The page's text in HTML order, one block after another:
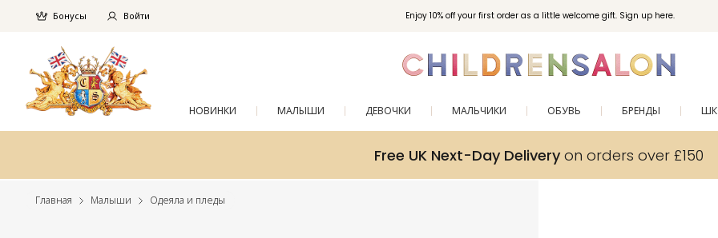
Enjoy 10% off your first order as a little welcome gift. Sign up here.
Бонусы Войти
НОВИНКИ МАЛЫШИ ДЕВОЧКИ МАЛЬЧИКИ ОБУВЬ БРЕНДЫ
Free UK Next-Day Deliveryon orders over £150
Главная Малыши Одеяла и пледы